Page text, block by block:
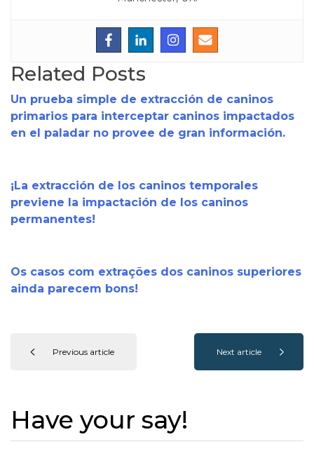
Related Posts
Un prueba simple de extracción de caninos
primarios para interceptar caninos impactados
en el paladar no provee de gran información.
¡La extracción de los caninos temporales
previene la impactación de los caninos
permanentes!
Os casos com extrações dos caninos superiores
ainda parecem bons!
Previous article Next article
Have your say!